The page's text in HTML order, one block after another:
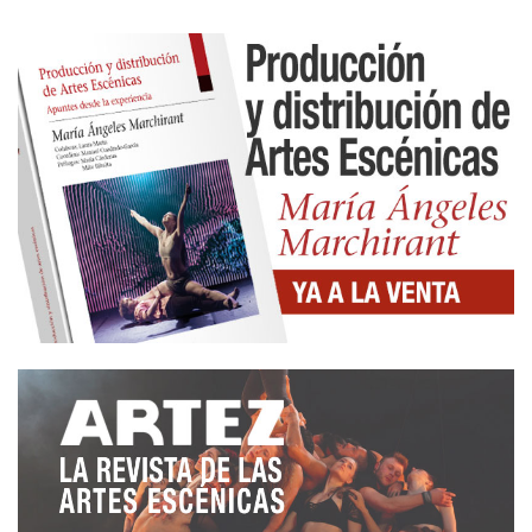
impele a estar inclinados y no reclinados, a
participar, no a consumir, a modificarnos, no a
transitar de manera trivial por un texto. La escena
es un continuo de acción, acción dramática., de
cambio de personajes, de cambio de vestuarios, de
cambio de paisaje sonoro, de inclusión de
audiovisuales, de cambio de ritmos… vértigo. Este
juego escénico es el esqueleto que sostiene esta
obra, este teatro lleno de teatralidad que la
neurociencia calificaría de sensorial y perceptivo.
El qué hacen y cómo lo hacen está lleno de
entender el teatro como un juego con una sólida
teoría que lo sostiene. Ese juego nos pega a la
butaca y nos embruja. Viva el teatro honesto con t
mayúscula, es raro pero, afortunadamente, existe.